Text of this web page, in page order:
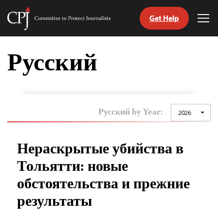
Skip
content
Committee
Journalists
Get Help
Русский
Русский by Year: 2026
Нераскрытые убийства в
Тольятти: новые
обстоятельства и прежние
результаты